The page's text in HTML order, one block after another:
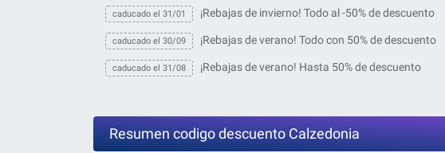
caducado el 31/01 ¡Rebajas de invierno! Todo al -50% de descuento
caducado el 30/09 ¡Rebajas de verano! Todo con 50% de descuento
caducado el 31/08 ¡Rebajas de verano! Hasta 50% de descuento
Resumen codigo descuento Calzedonia